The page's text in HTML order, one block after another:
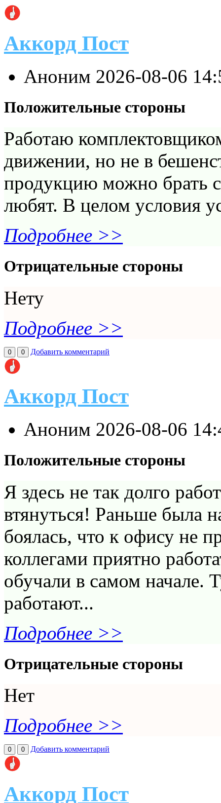
Аккорд Пост
Аноним 2026-08-06
Положительные стороны
Работаю
движении, но не в
продукцию можно брать
любят. В целом условия
Подробнее >>
Отрицательные стороны
Нету
Подробнее >>
0 0 Добавить комментарий
Аккорд Пост
Аноним 2026-08-06
Положительные стороны
Я здесь не так долго
втянуться! Раньше была
боялась, что к офису не
коллегами приятно
обучали в самом начале.
работают...
Подробнее >>
Отрицательные стороны
Нет
Подробнее >>
0 0 Добавить комментарий
Аккорд Пост